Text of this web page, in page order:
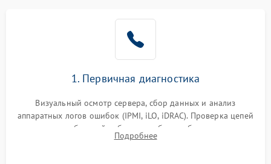
1. Первичная диагностика
Визуальный осмотр сервера, сбор данных и анализ
аппаратных логов ошибок (IPMI, iLO, iDRAC). Проверка цепей
питания и базовой работоспособности без вскрытия
корпуса для быстрой локализации сбоя.
Подробнее